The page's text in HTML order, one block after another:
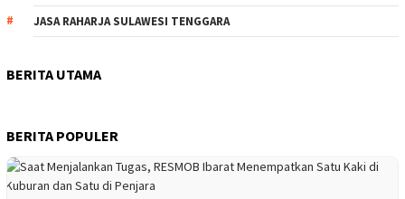
JASA RAHARJA SULAWESI TENGGARA
BERITA UTAMA
BERITA POPULER